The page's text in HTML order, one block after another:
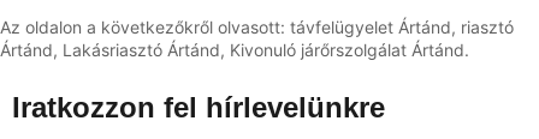
Az oldalon a következőkről olvasott: távfelügyelet Ártánd, riasztó
Ártánd, Lakásriasztó Ártánd, Kivonuló járőrszolgálat Ártánd.
Iratkozzon fel hírlevelünkre